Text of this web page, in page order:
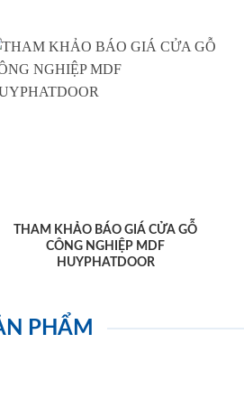
THAM KHẢO BÁO GIÁ CỬA GỖ
CÔNG NGHIỆP MDF
HUYPHATDOOR
PHẨM